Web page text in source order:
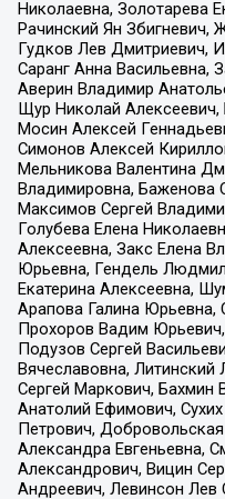
Николаевна, Золотарева
Рачинский Ян Збигневич,
Гудков Лев Дмитриевич,
Саранг Анна Васильевна,
Аверин Владимир
Щур Николай
Мосин Алексей
Симонов Алексей
Мельникова Валентина
Владимировна, Баженова
Максимов Сергей
Голубева Елена
Алексеевна, Закс Елена
Юрьевна, Гендель
Екатерина Алексеевна,
Арапова Галина Юрьевна,
Прохоров Вадим
Подузов Сергей
Вячеславовна,
Сергей Маркович,
Анатолий Ефимович,
Петрович,
Александра Евгеньевна,
Александрович, Вицин
Андреевич, Левинсон Лев